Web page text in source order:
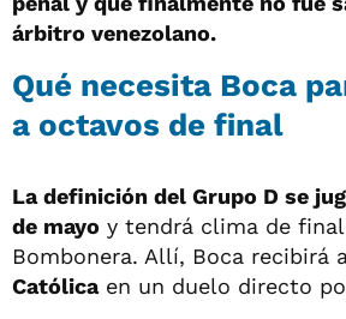
árbitro venezolano.
Qué necesita Boca
a octavos de final
La definición del Grupo D se
de mayo y tendrá clima de
Bombonera. Allí, Boca recibirá
Católicaen un duelo directo